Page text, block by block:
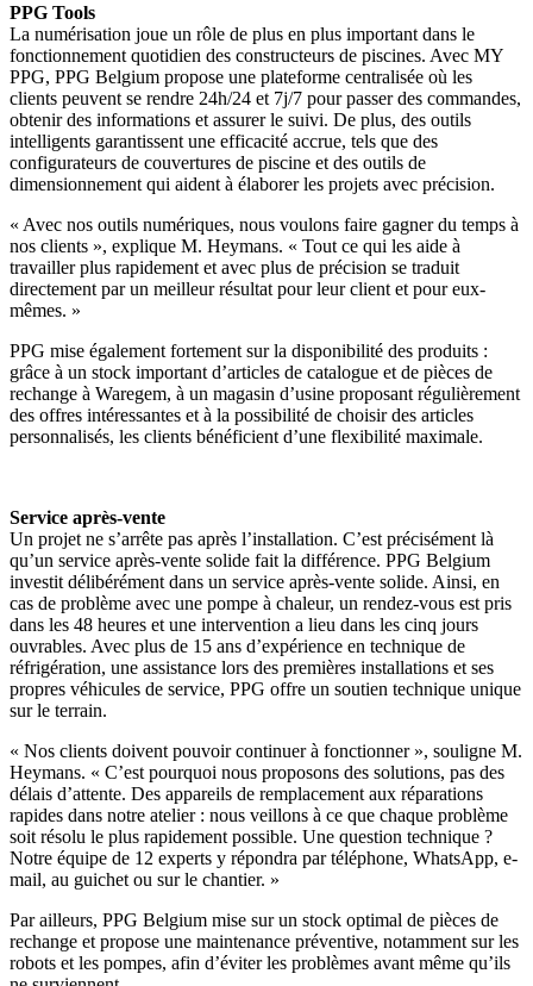
PPG Tools
La numérisation joue un rôle de plus en plus important dans le
fonctionnement quotidien des constructeurs de piscines. Avec MY
PPG, PPG Belgium propose une plateforme centralisée où les
clients peuvent se rendre 24h/24 et 7j/7 pour passer des commandes,
obtenir des informations et assurer le suivi. De plus, des outils
intelligents garantissent une efficacité accrue, tels que des
configurateurs de couvertures de piscine et des outils de
dimensionnement qui aident à élaborer les projets avec précision.
« Avec nos outils numériques, nous voulons faire gagner du temps à
nos clients », explique M. Heymans. « Tout ce qui les aide à
travailler plus rapidement et avec plus de précision se traduit
directement par un meilleur résultat pour leur client et pour eux-
mêmes. »
PPG mise également fortement sur la disponibilité des produits :
grâce à un stock important d’articles de catalogue et de pièces de
rechange à Waregem, à un magasin d’usine proposant régulièrement
des offres intéressantes et à la possibilité de choisir des articles
personnalisés, les clients bénéficient d’une flexibilité maximale.
Service après-vente
Un projet ne s’arrête pas après l’installation. C’est précisément là
qu’un service après-vente solide fait la différence. PPG Belgium
investit délibérément dans un service après-vente solide. Ainsi, en
cas de problème avec une pompe à chaleur, un rendez-vous est pris
dans les 48 heures et une intervention a lieu dans les cinq jours
ouvrables. Avec plus de 15 ans d’expérience en technique de
réfrigération, une assistance lors des premières installations et ses
propres véhicules de service, PPG offre un soutien technique unique
sur le terrain.
« Nos clients doivent pouvoir continuer à fonctionner », souligne M.
Heymans. « C’est pourquoi nous proposons des solutions, pas des
délais d’attente. Des appareils de remplacement aux réparations
rapides dans notre atelier : nous veillons à ce que chaque problème
soit résolu le plus rapidement possible. Une question technique ?
Notre équipe de 12 experts y répondra par téléphone, WhatsApp, e-
mail, au guichet ou sur le chantier. »
Par ailleurs, PPG Belgium mise sur un stock optimal de pièces de
rechange et propose une maintenance préventive, notamment sur les
robots et les pompes, afin d’éviter les problèmes avant même qu’ils